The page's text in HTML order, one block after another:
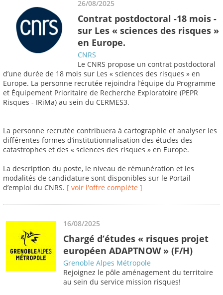
26/08/2025
Contrat postdoctoral -18 mois -
sur Les « sciences des risques »
en Europe.
CNRS
Le CNRS propose un contrat postdoctoral
d’une durée de 18 mois sur Les « sciences des risques » en
Europe. La personne recrutée rejoindra l’équipe du Programme
et Équipement Prioritaire de Recherche Exploratoire (PEPR
Risques - IRiMa) au sein du CERMES3.
La personne recrutée contribuera à cartographie et analyser les
différentes formes d’institutionnalisation des études des
catastrophes et des « sciences des risques » en Europe.
La description du poste, le niveau de rémunération et les
modalités de candidature sont disponibles sur le Portail
d’emploi du CNRS. [ voir l'offre complète ]
16/08/2025
Chargé d’études « risques projet
européen ADAPTNOW » (F/H)
Grenoble Alpes Métropole
Rejoignez le pôle aménagement du territoire
au sein du service mission risques!